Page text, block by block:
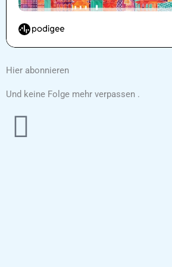
Hier abonnieren
Und keine Folge mehr verpassen .